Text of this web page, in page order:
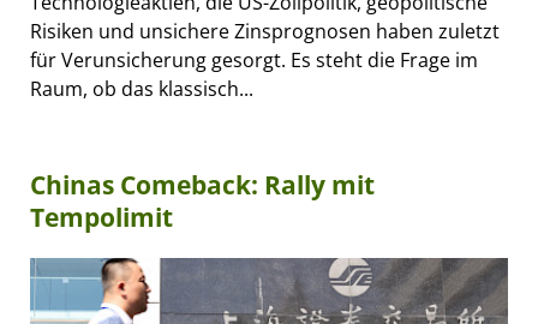
Risiken und unsichere Zinsprognosen haben zuletzt
für Verunsicherung gesorgt. Es steht die Frage im
Raum, ob das klassisch...
Chinas Comeback: Rally mit
Tempolimit